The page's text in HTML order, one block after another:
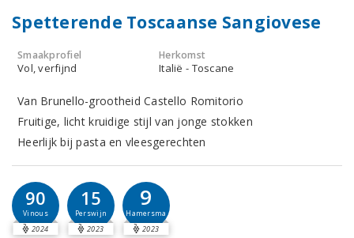
Spetterende Toscaanse Sangiovese
Smaakprofiel
Vol, verfijnd
Herkomst
Italië - Toscane
Van Brunello-grootheid Castello Romitorio
Fruitige, licht kruidige stijl van jonge stokken
Heerlijk bij pasta en vleesgerechten
90
Vinous
2024
15
Perswijn
2023
9
Hamersma
2023